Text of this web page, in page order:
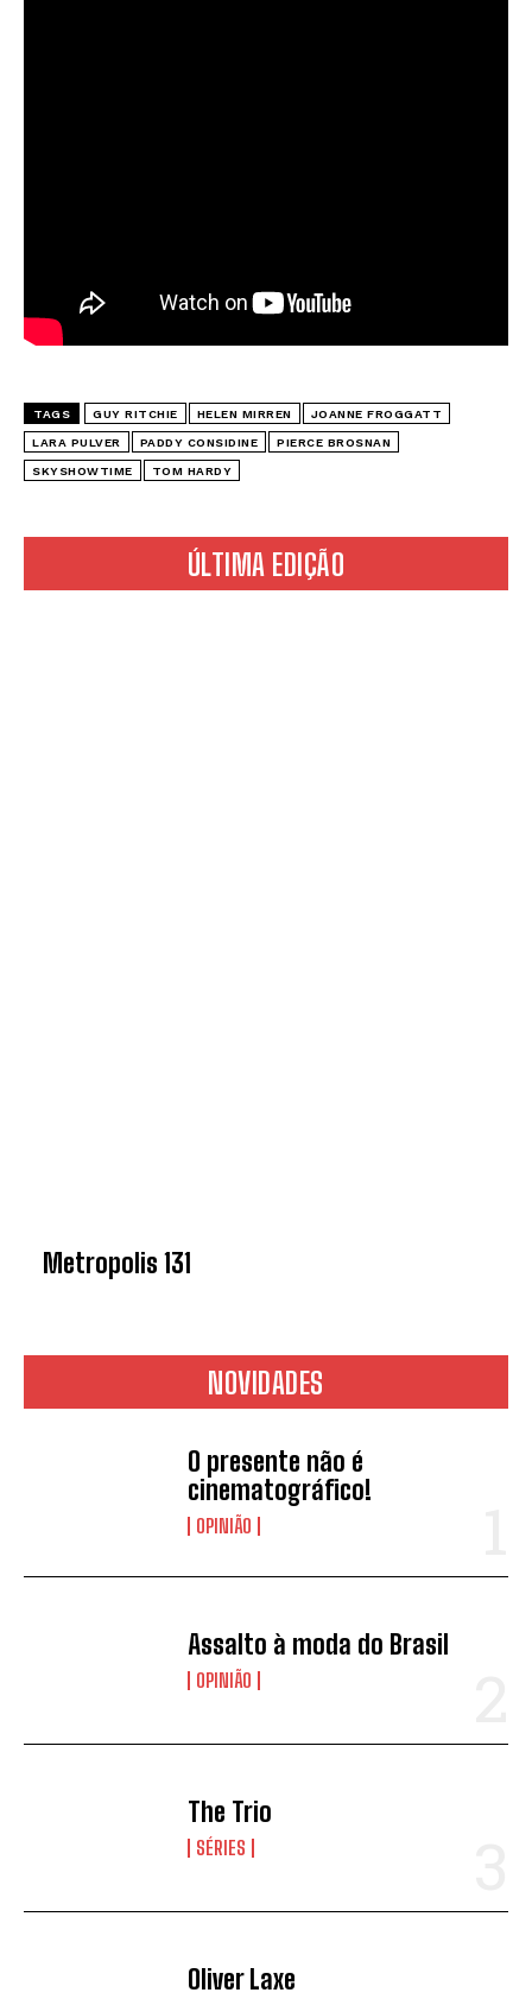
ÚLTIMA EDIÇÃO
Metropolis 131
NOVIDADES
O presente não é
cinematográfico!
OPINIÃO
Assalto à moda do Brasil
OPINIÃO
The Trio
SÉRIES
Oliver Laxe
TAGS GUY RITCHIE HELEN MIRREN JOANNE FROGGATT
LARA PULVER PADDY CONSIDINE PIERCE BROSNAN
SKYSHOWTIME TOM HARDY